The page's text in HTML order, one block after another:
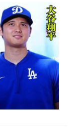
躍する野球
葉を失う…